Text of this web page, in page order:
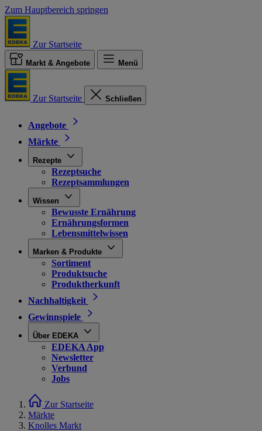
Zum Hauptbereich springen
Zur Startseite
Markt & Angebote Menü
Zur Startseite Schließen
Angebote
Märkte
Rezepte
Rezeptsuche
Rezeptsammlungen
Wissen
Bewusste Ernährung
Ernährungsformen
Lebensmittelwissen
Marken & Produkte
Sortiment
Produktsuche
Produktherkunft
Nachhaltigkeit
Gewinnspiele
Über EDEKA
EDEKA App
Newsletter
Verbund
Jobs
Zur Startseite
Märkte
Knolles Markt